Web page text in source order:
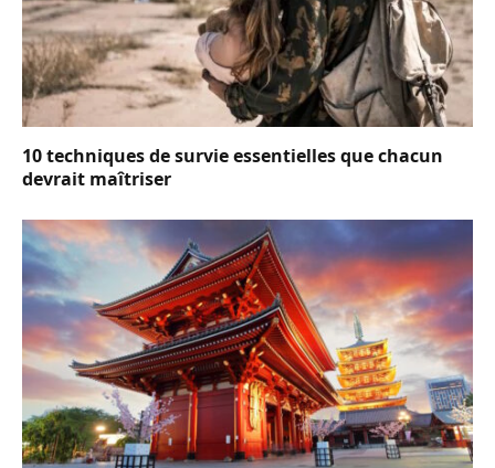
10 techniques de survie essentielles que chacun
devrait maîtriser